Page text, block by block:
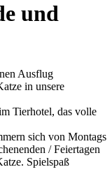
und
Ausflug
in unsere
Tierhotel, das volle
sich von Montags
/ Feiertagen
Spielspaß